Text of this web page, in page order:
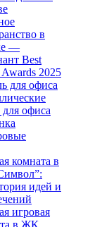
в
—
Best
2025
для офиса
офиса
комната в
идей и
игровая
в ЖК